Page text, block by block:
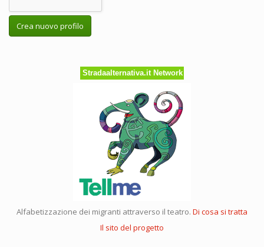
Crea nuovo profilo
Stradaalternativa.it Network
Alfabetizzazione dei migranti attraverso il teatro. Di cosa si tratta
Il sito del progetto